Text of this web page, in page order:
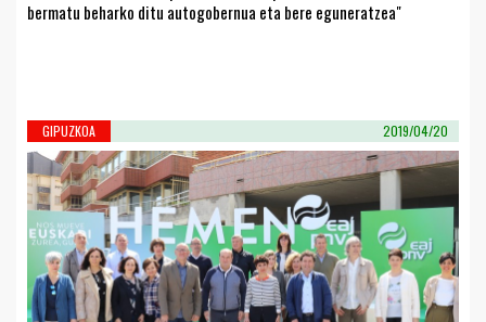
bermatu beharko ditu autogobernua eta bere eguneratzea"
GIPUZKOA 2019/04/20